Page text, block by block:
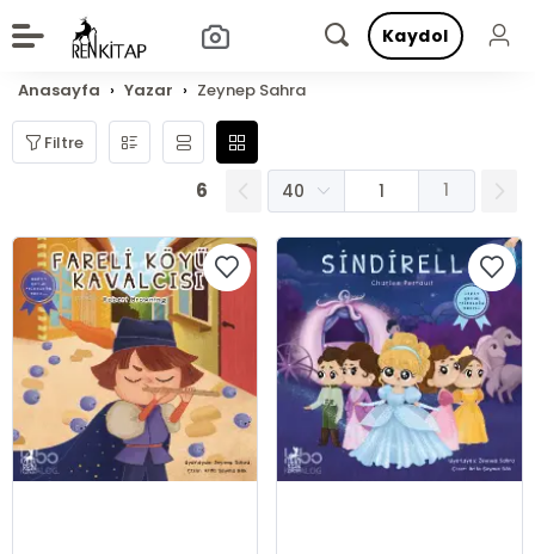
Kaydol
Anasayfa Yazar Zeynep Sahra
Filtre
6 1